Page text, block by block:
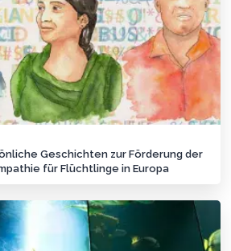
Geschichten zur Förderung der
für Flüchtlinge in Europa